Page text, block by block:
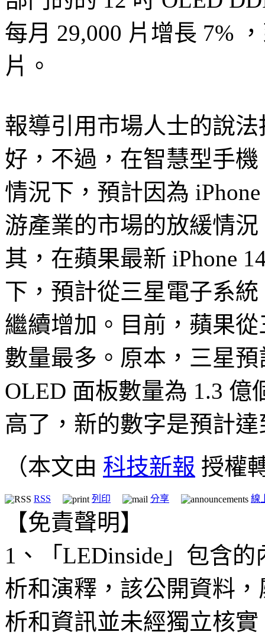
每月 29,000 片增長 7%
片。
報導引用市場人士的說
好，不過，在智慧型手
情況下，預計因為
游產業的市場的放緩情
其，在蘋果最新 iPhone
下，預計從三星電子系
繼續增加。目前，蘋果
數量最多。原本，三星預
OLED 面板數量為 1.3
高了，新的數字是預計達
（本文由 科技新報 授權
RSS 列印 分享 線
【免責聲明】
1、「LEDinside」包含
析和演釋，該公開資料
析和資訊並未經獨立核